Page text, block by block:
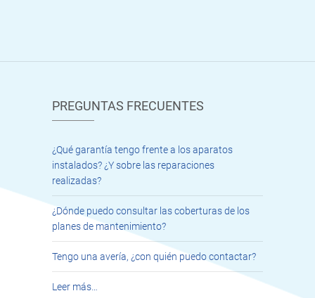
PREGUNTAS FRECUENTES
¿Qué garantía tengo frente a los aparatos
instalados? ¿Y sobre las reparaciones
realizadas?
¿Dónde puedo consultar las coberturas de los
planes de mantenimiento?
Tengo una avería, ¿con quién puedo contactar?
Leer más…